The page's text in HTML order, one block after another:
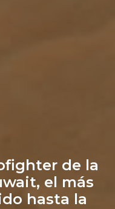
de la
el más
hasta la